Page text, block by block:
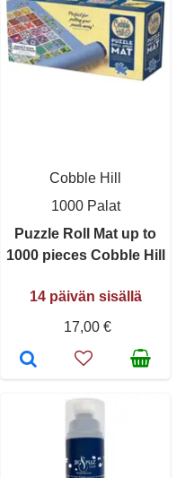
Cobble Hill
1000 Palat
Puzzle Roll Mat up to
1000 pieces Cobble Hill
14 päivän sisällä
17,00 €